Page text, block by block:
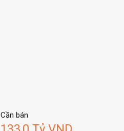
Cần bán